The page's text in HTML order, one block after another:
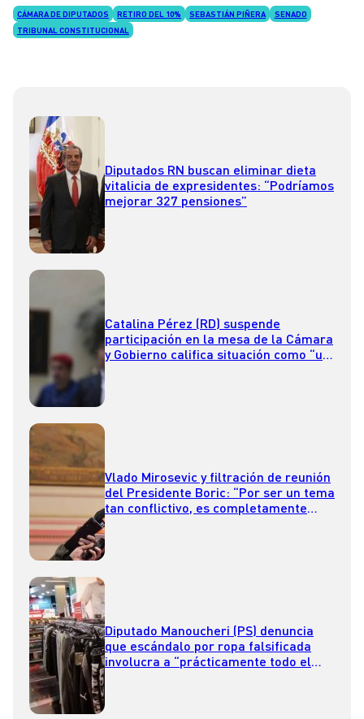
CÁMARA DE DIPUTADOS RETIRO DEL 10% SEBASTIÁN PIÑERA
SENADO
TRIBUNAL CONSTITUCIONAL
Diputados RN buscan eliminar dieta
vitalicia de expresidentes: “Podríamos
mejorar 327 pensiones”
Catalina Pérez (RD) suspende
participación en la mesa de la Cámara
y Gobierno califica situación como “un
Vlado Mirosevic y filtración de reunión
del Presidente Boric: “Por ser un tema
tan conflictivo, es completamente
Diputado Manoucheri (PS) denuncia
que escándalo por ropa falsificada
involucra a “prácticamente todo el